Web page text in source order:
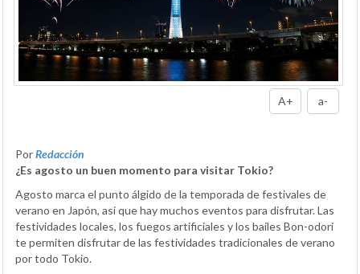
A+ a-
PorRedacción
¿Es agosto un buen momento para visitar Tokio?
Agosto marca el punto álgido de la temporada de festivales de
verano en Japón, así que hay muchos eventos para disfrutar. Las
festividades locales, los fuegos artificiales y los bailes Bon-odori
te permiten disfrutar de las festividades tradicionales de verano
por todo Tokio.